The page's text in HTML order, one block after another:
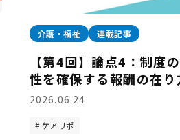
介護・福祉 連載記事
【第4回】論点4：制度
性を確保する報酬の在り
2026.06.24
ケアリポ